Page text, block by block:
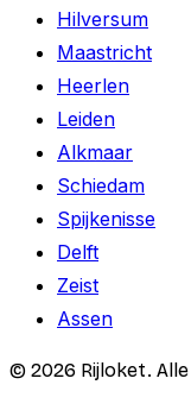
Hilversum
Maastricht
Heerlen
Leiden
Alkmaar
Schiedam
Spijkenisse
Delft
Zeist
Assen
© 2026 Rijloket.